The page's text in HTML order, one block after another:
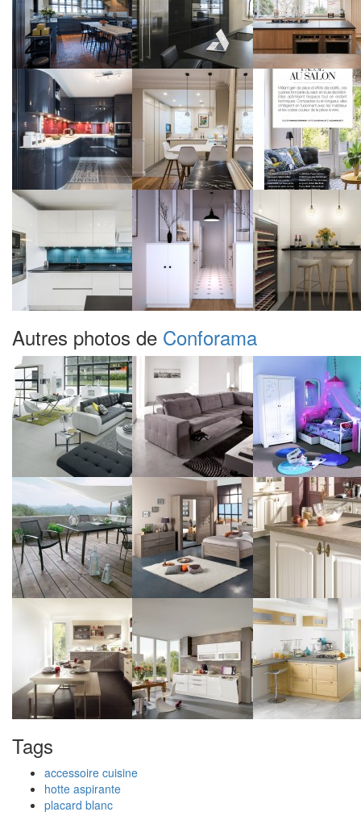
Autres photos de Conforama
Tags
accessoire cuisine
hotte aspirante
placard blanc